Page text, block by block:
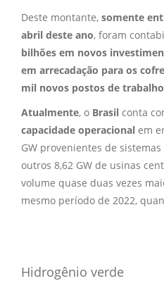
Deste montante, somente
abril deste ano, foram
bilhões em novos
em arrecadação para os
mil novos postos de trabalho
Atualmente, o Brasil conta
capacidade operacional em
GW provenientes de
outros 8,62 GW de usinas
volume quase duas vezes
mesmo período de 2022,
Hidrogênio verde